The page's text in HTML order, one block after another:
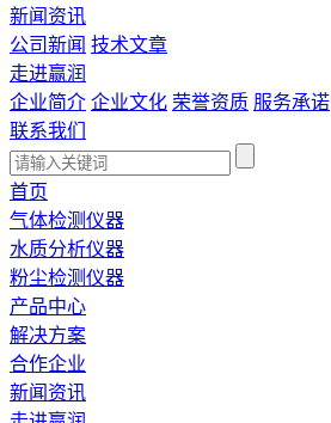
新闻资讯
公司新闻 技术文章
走进赢润
企业简介 企业文化 荣誉资质 服务承诺
联系我们
首页
气体检测仪器
水质分析仪器
粉尘检测仪器
产品中心
解决方案
合作企业
新闻资讯